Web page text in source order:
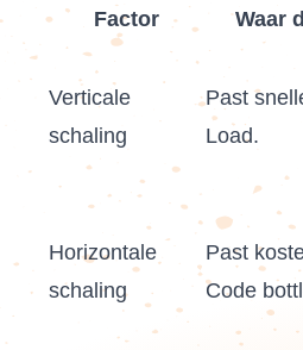
Factor
Waar
Verticale
schaling
Past
Load.
Horizontale
schaling
Past
Code